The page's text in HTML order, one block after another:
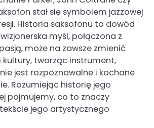
stał się symbolem jazzowej
Historia saksofonu to dowód
myśl, połączona z
może na zawsze zmienić
kultury, tworząc instrument,
jest rozpoznawalne i kochane
Rozumiejąc historię jego
pojmujemy, co to znaczy
jego artystycznego